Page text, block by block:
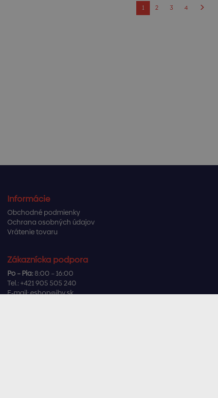
1 2 3 4
Informácie
Obchodné podmienky
Ochrana osobných údajov
Vrátenie tovaru
Zákaznícka podpora
Po – Pia:8:00 – 16:00
Tel.: +421 905 505 240
E-mail:eshop@ibv.sk